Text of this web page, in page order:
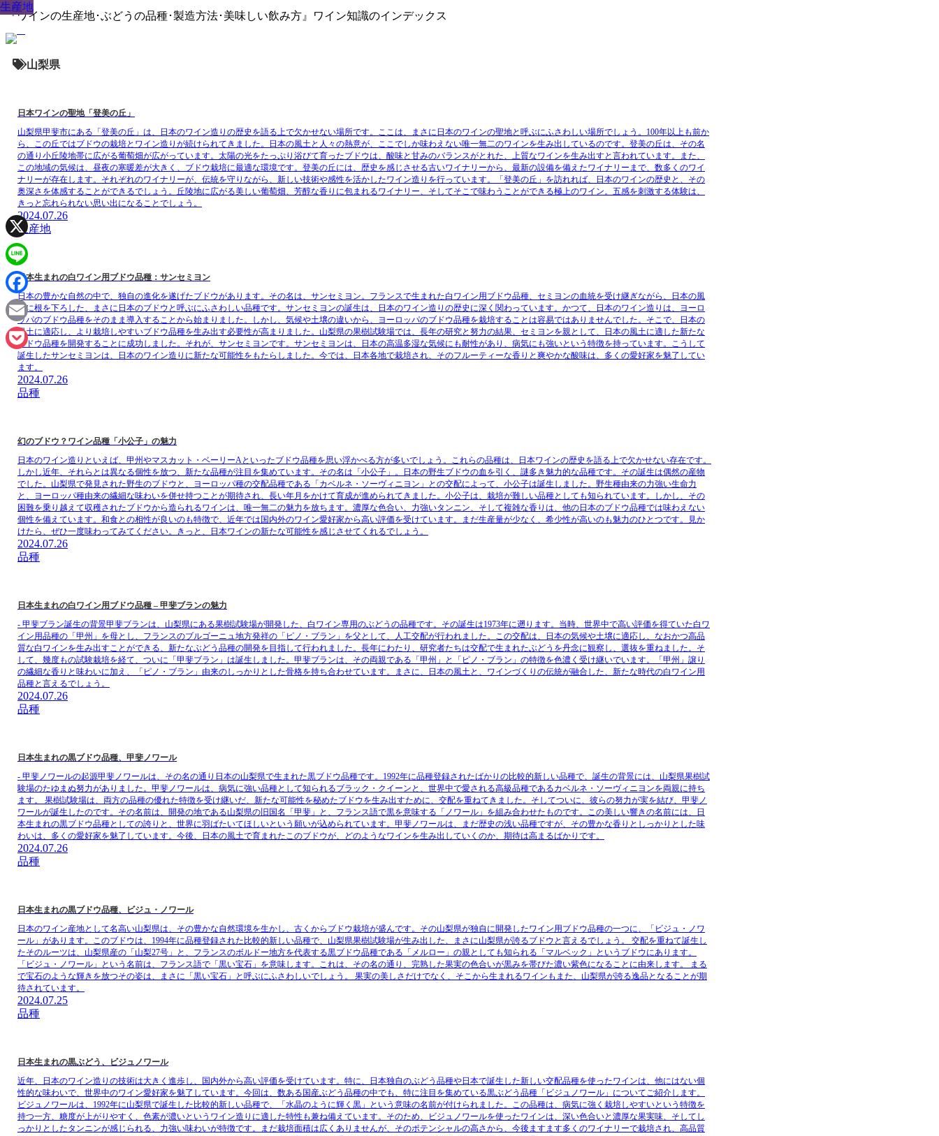
『ワインの生産地･ぶどうの品種･製造方法･美味しい飲み方』ワイン知識のインデックス
山梨県
生産地
日本ワインの聖地「登美の丘」
山梨県甲斐市にある「登美の丘」は、日本のワイン造りの歴史を語る上で欠かせない場所です。ここは、まさに日本のワインの聖地と呼ぶにふさわしい場所でしょう。100年以上も前か
ら、この丘ではブドウの栽培とワイン造りが続けられてきました。日本の風土と人々の熱意が、ここでしか味わえない唯一無二のワインを生み出しているのです。登美の丘は、その名
の通り小丘陵地帯に広がる葡萄畑が広がっています。太陽の光をたっぷり浴びて育ったブドウは、酸味と甘みのバランスがとれた、上質なワインを生み出すと言われています。また、
この地域の気候は、昼夜の寒暖差が大きく、ブドウ栽培に最適な環境です。登美の丘には、歴史を感じさせる古いワイナリーから、最新の設備を備えたワイナリーまで、数多くのワイ
ナリーが存在します。それぞれのワイナリーが、伝統を守りながら、新しい技術や感性を活かしたワイン造りを行っています。「登美の丘」を訪れれば、日本のワインの歴史と、その
奥深さを体感することができるでしょう。丘陵地に広がる美しい葡萄畑、芳醇な香りに包まれるワイナリー、そしてそこで味わうことができる極上のワイン。五感を刺激する体験は、
きっと忘れられない思い出になることでしょう。
2024.07.26
生産地
品種
日本生まれの白ワイン用ブドウ品種：サンセミヨン
日本の豊かな自然の中で、独自の進化を遂げたブドウがあります。その名は、サンセミヨン。フランスで生まれた白ワイン用ブドウ品種、セミヨンの血統を受け継ぎながら、日本の風
土に根を下ろした、まさに日本のブドウと呼ぶにふさわしい品種です。サンセミヨンの誕生は、日本のワイン造りの歴史に深く関わっています。かつて、日本のワイン造りは、ヨーロ
ッパのブドウ品種をそのまま導入することから始まりました。しかし、気候や土壌の違いから、ヨーロッパのブドウ品種を栽培することは容易ではありませんでした。そこで、日本の
風土に適応し、より栽培しやすいブドウ品種を生み出す必要性が高まりました。山梨県の果樹試験場では、長年の研究と努力の結果、セミヨンを親として、日本の風土に適した新たな
ブドウ品種を開発することに成功しました。それが、サンセミヨンです。サンセミヨンは、日本の高温多湿な気候にも耐性があり、病気にも強いという特徴を持っています。こうして
誕生したサンセミヨンは、日本のワイン造りに新たな可能性をもたらしました。今では、日本各地で栽培され、そのフルーティーな香りと爽やかな酸味は、多くの愛好家を魅了してい
ます。
2024.07.26
品種
品種
幻のブドウ？ワイン品種「小公子」の魅力
日本のワイン造りといえば、甲州やマスカット・ベーリーAといったブドウ品種を思い浮かべる方が多いでしょう。これらの品種は、日本ワインの歴史を語る上で欠かせない存在です。
しかし近年、それらとは異なる個性を放つ、新たな品種が注目を集めています。その名は「小公子」。日本の野生ブドウの血を引く、謎多き魅力的な品種です。その誕生は偶然の産物
でした。山梨県で発見された野生のブドウと、ヨーロッパ種の交配品種である「カベルネ・ソーヴィニヨン」との交配によって、小公子は誕生しました。野生種由来の力強い生命力
と、ヨーロッパ種由来の繊細な味わいを併せ持つことが期待され、長い年月をかけて育成が進められてきました。小公子は、栽培が難しい品種としても知られています。しかし、その
困難を乗り越えて収穫されたブドウから造られるワインは、唯一無二の魅力を放ちます。濃厚な色合い、力強いタンニン、そして複雑な香りは、他の日本のブドウ品種では味わえない
個性を備えています。和食との相性が良いのも特徴で、近年では国内外のワイン愛好家から高い評価を受けています。まだ生産量が少なく、希少性が高いのも魅力のひとつです。見か
けたら、ぜひ一度味わってみてください。きっと、日本ワインの新たな可能性を感じさせてくれるでしょう。
2024.07.26
品種
品種
日本生まれの白ワイン用ブドウ品種 – 甲斐ブランの魅力
- 甲斐ブラン誕生の背景甲斐ブランは、山梨県にある果樹試験場が開発した、白ワイン専用のぶどうの品種です。その誕生は1973年に遡ります。当時、世界中で高い評価を得ていた白ワ
イン用品種の「甲州」を母とし、フランスのブルゴーニュ地方発祥の「ピノ・ブラン」を父として、人工交配が行われました。この交配は、日本の気候や土壌に適応し、なおかつ高品
質な白ワインを生み出すことができる、新たなぶどう品種の開発を目指して行われました。長年にわたり、研究者たちは交配で生まれたぶどうを丹念に観察し、選抜を重ねました。そ
して、幾度もの試験栽培を経て、ついに「甲斐ブラン」は誕生しました。甲斐ブランは、その両親である「甲州」と「ピノ・ブラン」の特徴を色濃く受け継いでいます。「甲州」譲り
の繊細な香りと味わいに加え、「ピノ・ブラン」由来のしっかりとした骨格を持ち合わせています。まさに、日本の風土と、ワインづくりの伝統が融合した、新たな時代の白ワイン用
品種と言えるでしょう。
2024.07.26
品種
品種
日本生まれの黒ブドウ品種、甲斐ノワール
- 甲斐ノワールの起源甲斐ノワールは、その名の通り日本の山梨県で生まれた黒ブドウ品種です。1992年に品種登録されたばかりの比較的新しい品種で、誕生の背景には、山梨県果樹試
験場のたゆまぬ努力がありました。甲斐ノワールは、病気に強い品種として知られるブラック・クイーンと、世界中で愛される高級品種であるカベルネ・ソーヴィニヨンを両親に持ち
ます。 果樹試験場は、両方の品種の優れた特徴を受け継いだ、新たな可能性を秘めたブドウを生み出すために、交配を重ねてきました。そしてついに、彼らの努力が実を結び、甲斐ノ
ワールが誕生したのです。その名前は、開発の地である山梨県の旧国名「甲斐」と、フランス語で黒を意味する「ノワール」を組み合わせたものです。この美しい響きの名前には、日
本生まれの黒ブドウ品種としての誇りと、世界に羽ばたいてほしいという願いが込められています。甲斐ノワールは、まだ歴史の浅い品種ですが、その豊かな香りとしっかりとした味
わいは、多くの愛好家を魅了しています。今後、日本の風土で育まれたこのブドウが、どのようなワインを生み出していくのか、期待は高まるばかりです。
2024.07.26
品種
品種
日本生まれの黒ブドウ品種、ビジュ・ノワール
日本のワイン産地として名高い山梨県は、その豊かな自然環境を生かし、古くからブドウ栽培が盛んです。その山梨県が独自に開発したワイン用ブドウ品種の一つに、「ビジュ・ノワ
ール」があります。このブドウは、1994年に品種登録された比較的新しい品種で、山梨県果樹試験場が生み出した、まさに山梨県が誇るブドウと言えるでしょう。 交配を重ねて誕生し
たそのルーツは、山梨県産の「山梨27号」と、フランスのボルドー地方を代表する黒ブドウ品種である「メルロー」の親としても知られる「マルベック」というブドウにあります。
「ビジュ・ノワール」という名前は、フランス語で「黒い宝石」を意味します。これは、その名の通り、完熟した果実の色合いが黒みを帯びた濃い紫色になることに由来します。 まる
で宝石のような輝きを放つその姿は、まさに「黒い宝石」と呼ぶにふさわしいでしょう。 果実の美しさだけでなく、そこから生まれるワインもまた、山梨県が誇る逸品となることが期
待されています。
2024.07.25
品種
品種
日本生まれの黒ぶどう、ビジュノワール
近年、日本のワイン造りの技術は大きく進歩し、国内外から高い評価を受けています。特に、日本独自のぶどう品種や日本で誕生した新しい交配品種を使ったワインは、他にはない個
性的な味わいで、世界中のワイン愛好家を魅了しています。今回は、数ある国産ぶどう品種の中でも、特に注目を集めている黒ぶどう品種「ビジュノワール」についてご紹介します。
ビジュノワールは、1992年に山梨県で誕生した比較的新しい品種で、「水晶のように輝く黒」という意味の名前が付けられました。この品種は、病気に強く栽培しやすいという特徴を
持つ一方、糖度が上がりやすく、色素が濃いというワイン造りに適した特性も兼ね備えています。そのため、ビジュノワールを使ったワインは、深い色合いと濃厚な果実味、そしてし
っかりとしたタンニンが感じられる、力強い味わいが特徴です。まだ栽培面積は広くありませんが、そのポテンシャルの高さから、今後ますます多くのワイナリーで栽培され、高品質
生産地
X
Line
Facebook
Email
Pocket